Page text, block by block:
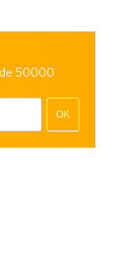
50000
OK